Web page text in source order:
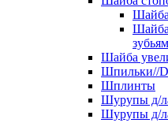
Шайба
Шайба
Шпильки//
Шплинты
Шурупы д/
Шурупы д/